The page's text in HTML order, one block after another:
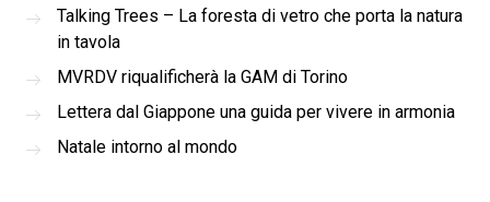
Talking Trees – La foresta di vetro che porta la natura
in tavola
MVRDV riqualificherà la GAM di Torino
Lettera dal Giappone una guida per vivere in armonia
Natale intorno al mondo